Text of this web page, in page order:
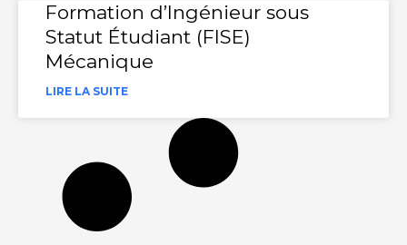
Formation d’Ingénieur sous
Statut Étudiant (FISE)
Mécanique
LIRE LA SUITE